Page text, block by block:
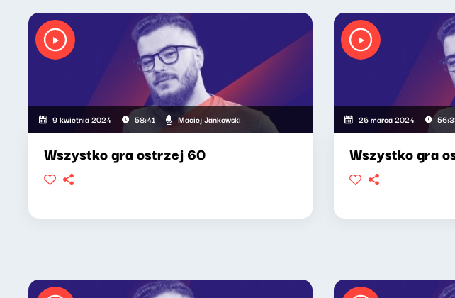
9 kwietnia 2024 58:41 Maciej Jankowski
Wszystko gra ostrzej 60
26 marca 2024
Wszystko gra